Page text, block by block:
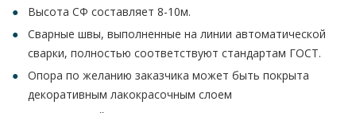
Высота СФ составляет 8-10м.
Сварные швы, выполненные на линии автоматической
сварки, полностью соответствуют стандартам ГОСТ.
Опора по желанию заказчика может быть покрыта
декоративным лакокрасочным слоем